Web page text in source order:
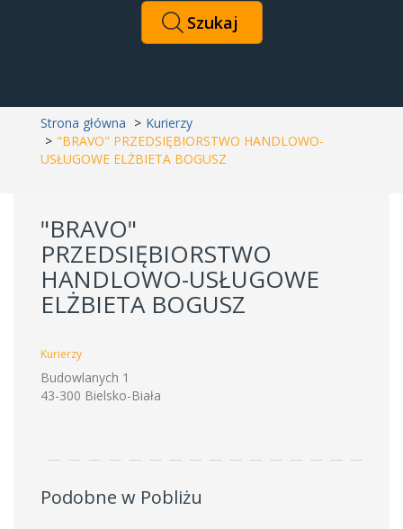
Strona główna
Kurierzy
"BRAVO" PRZEDSIĘBIORSTWO HANDLOWO-
USŁUGOWE ELŻBIETA BOGUSZ
"BRAVO"
PRZEDSIĘBIORSTWO
HANDLOWO-USŁUGOWE
ELŻBIETA BOGUSZ
Kurierzy
Budowlanych 1
43-300 Bielsko-Biała
Podobne w Pobliżu